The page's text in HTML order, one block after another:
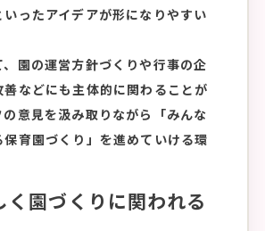
いったアイデアが形になりやすい
園の運営方針づくりや行事の企
などにも主体的に関わることが
意見を汲み取りながら「みんな
育園づくり」を進めていける環
く園づくりに関われる